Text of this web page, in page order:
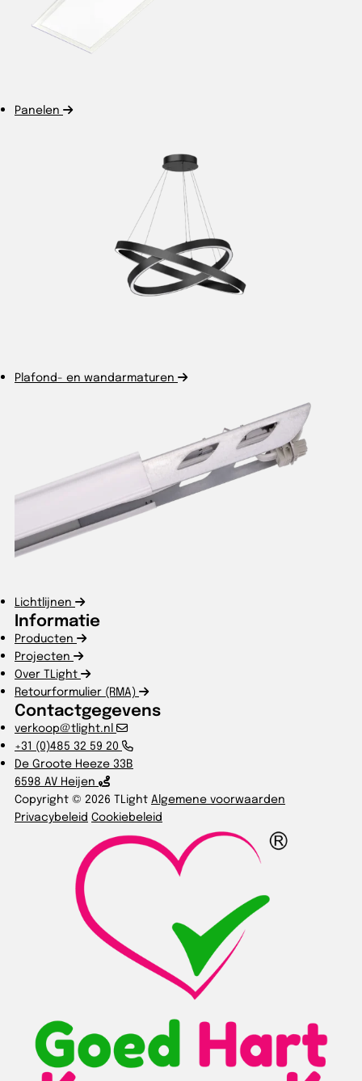
Panelen
Plafond- en wandarmaturen
Lichtlijnen
Informatie
Producten
Projecten
Over TLight
Retourformulier (RMA)
Contactgegevens
verkoop@tlight.nl
+31 (0)485 32 59 20
De Groote Heeze 33B
6598 AV Heijen
Copyright © 2026 TLight Algemene voorwaarden
Privacybeleid Cookiebeleid